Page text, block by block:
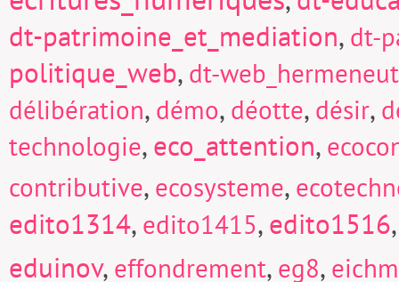
dt-patrimoine_et_mediation, dt-
politique_web, dt-
délibération, démo, déotte, désir,
technologie,eco_attention,
contributive, ecosysteme,
edito1314, edito1415,edito1516
eduinov, effondrement, eg8,